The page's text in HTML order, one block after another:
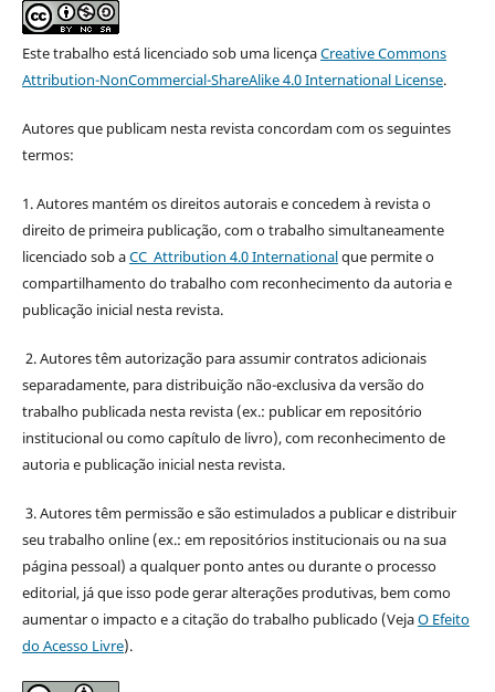
Este trabalho está licenciado sob uma licençaCreative Commons
Attribution-NonCommercial-ShareAlike 4.0 International License.
Autores que publicam nesta revista concordam com os seguintes
termos:
1. Autores mantém os direitos autorais e concedem à revista o
direito de primeira publicação, com o trabalho simultaneamente
licenciado sob aCC Attribution 4.0 Internationalque permite o
compartilhamento do trabalho com reconhecimento da autoria e
publicação inicial nesta revista.
2. Autores têm autorização para assumir contratos adicionais
separadamente, para distribuição não-exclusiva da versão do
trabalho publicada nesta revista (ex.: publicar em repositório
institucional ou como capítulo de livro), com reconhecimento de
autoria e publicação inicial nesta revista.
3. Autores têm permissão e são estimulados a publicar e distribuir
seu trabalho online (ex.: em repositórios institucionais ou na sua
página pessoal) a qualquer ponto antes ou durante o processo
editorial, já que isso pode gerar alterações produtivas, bem como
aumentar o impacto e a citação do trabalho publicado (VejaO Efeito
do Acesso Livre).